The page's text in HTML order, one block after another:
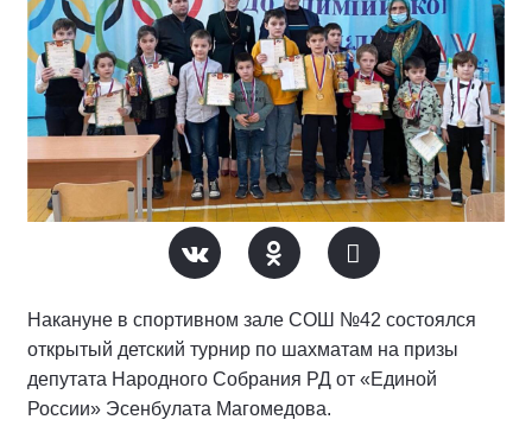
Накануне в спортивном зале СОШ №42 состоялся
открытый детский турнир по шахматам на призы
депутата Народного Собрания РД от «Единой
России» Эсенбулата Магомедова.